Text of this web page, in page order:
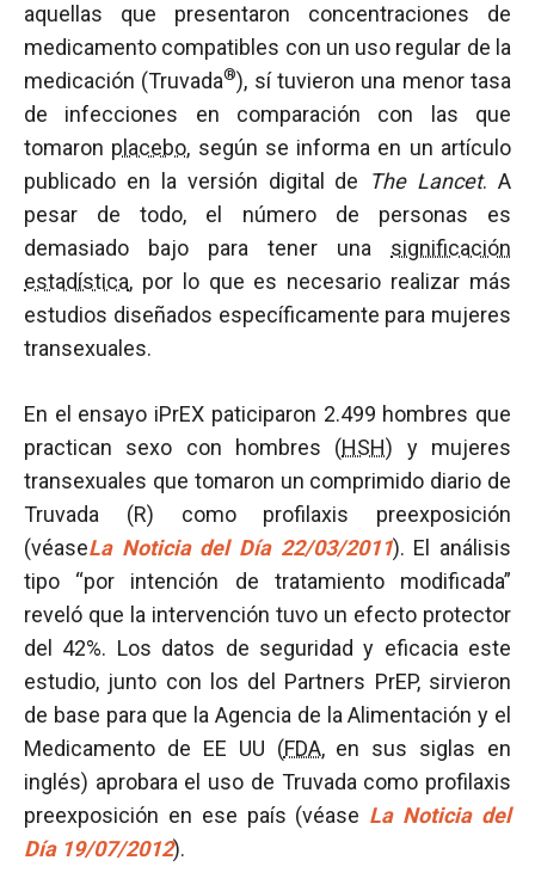
aquellas que presentaron concentraciones de
medicamento compatibles con un uso regular de la
medicación (Truvada®), sí tuvieron una menor tasa
de infecciones en comparación con las que
tomaron placebo, según se informa en un artículo
publicado en la versión digital de
The Lancet. A
pesar de todo, el número de personas es
demasiado bajo para tener una significación
estadística, por lo que es necesario realizar más
estudios diseñados específicamente para mujeres
transexuales.
En el ensayo iPrEX paticiparon 2.499 hombres que
practican sexo con hombres (HSH) y mujeres
transexuales que tomaron un comprimido diario de
Truvada (R) como profilaxis preexposición
(véaseLa Noticia del Día 22/03/2011). El análisis
tipo “por intención de tratamiento modificada”
reveló que la intervención tuvo un efecto protector
del 42%. Los datos de seguridad y eficacia este
estudio, junto con los del Partners PrEP, sirvieron
de base para que la Agencia de la Alimentación y el
Medicamento de EE UU (FDA, en sus siglas en
inglés) aprobara el uso de Truvada como profilaxis
preexposición en ese país (véase La Noticia del
Día 19/07/2012).